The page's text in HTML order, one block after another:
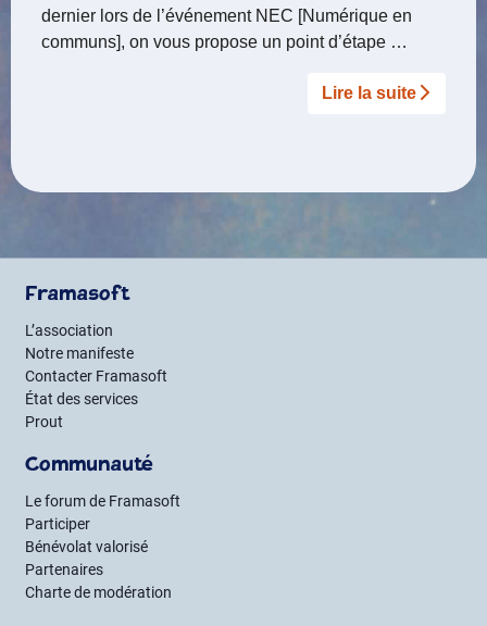
dernier lors de l’événement NEC [Numérique en
communs], on vous propose un point d’étape …
Lire la suite­­
Framasoft
L’association
Notre manifeste
Contacter Framasoft
État des services
Prout
Communauté
Le forum de Framasoft
Participer
Bénévolat valorisé
Partenaires
Charte de modération